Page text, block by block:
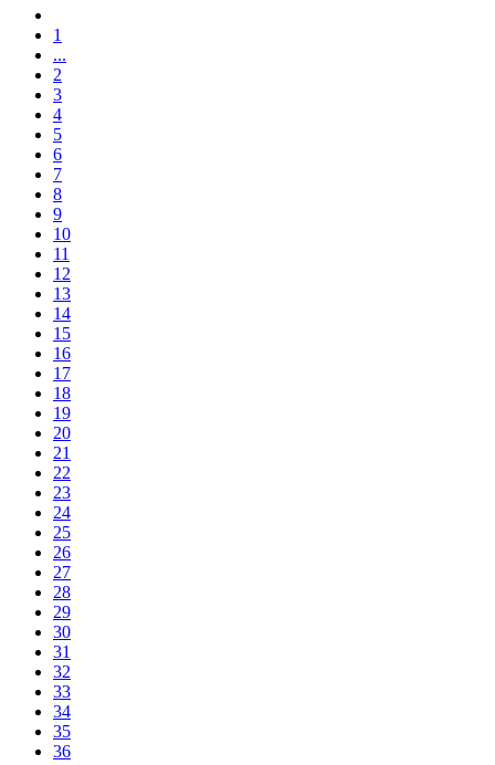
1
...
2
3
4
5
6
7
8
9
10
11
12
13
14
15
16
17
18
19
20
21
22
23
24
25
26
27
28
29
30
31
32
33
34
35
36